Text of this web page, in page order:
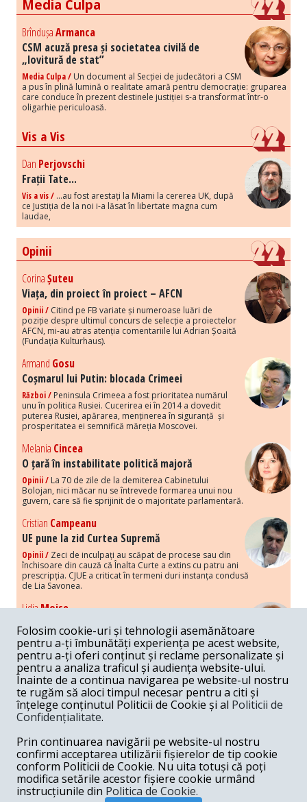
Media Culpa
BrîndușaArmanca
CSM acuză presa și societatea civilă de
„lovitură de stat”
Media Culpa / Un document al Secției de judecători a CSM
a pus în plină lumină o realitate amară pentru democrație: gruparea
care conduce în prezent destinele justiției s-a transformat într-o
oligarhie periculoasă.
Vis a Vis
Dan Perjovschi
Frații Tate...
Vis a vis / ...au fost arestați la Miami la cererea UK, după
ce Justiția de la noi i-a lăsat în libertate magna cum
laudae,
Opinii
CorinaȘuteu
Viața, din proiect în proiect – AFCN
Opinii / Citind pe FB variate și numeroase luări de
poziție despre ultimul concurs de selecție a proiectelor
AFCN, mi-au atras atenția comentariile lui Adrian Șoaită
(Fundația Kulturhaus).
Armand Gosu
Coșmarul lui Putin: blocada Crimeei
Război / Peninsula Crimeea a fost prioritatea numărul
unu în politica Rusiei. Cucerirea ei în 2014 a dovedit
puterea Rusiei, apărarea, menținerea în siguranță și
prosperitatea ei semnifică măreția Moscovei.
Melania Cincea
O țară în instabilitate politică majoră
Opinii / La 70 de zile de la demiterea Cabinetului
Bolojan, nici măcar nu se întrevede formarea unui nou
guvern, care să fie sprijinit de o majoritate parlamentară.
Cristian Campeanu
UE pune la zid Curtea Supremă
Opinii / Zeci de inculpați au scăpat de procese sau din
închisoare din cauză că Înalta Curte a extins cu patru ani
prescripția. CJUE a criticat în termeni duri instanța condusă
de Lia Savonea.
LidiaMoise
Costurile economice ale haosului politic
Opinii / Economia nu poate rezista cu retorica falsă a
susținerii intereselor poporului, care, de fapt, ascunde
obsesia menținerii privilegiilor și a averilor unor caste.
Melania Cincea
Noi puseuri de xenofobie din partea românilor
„neaoși”
Periodic, în spațiul public sunt voci care lansează
mesaje xenofobe la adresa câte unui politician care deranjează un
anumit grup politico-mediatic, într-un anumit moment.
ArmandGosu
Unirea cu Moldova: modele istorice
Folosim cookie-uri și tehnologii asemănătoare
pentru a-ți îmbunătăți experiența pe acest website,
pentru a-ți oferi conținut și reclame personalizate și
pentru a analiza traficul și audiența website-ului.
Înainte de a continua navigarea pe website-ul nostru
te rugăm să aloci timpul necesar pentru a citi și
înțelege conținutul Politicii de Cookie și al Politicii de
Confidențialitate.
Prin continuarea navigării pe website-ul nostru
confirmi acceptarea utilizării fișierelor de tip cookie
conform Politicii de Cookie. Nu uita totuși că poți
modifica setările acestor fișiere cookie urmând
instrucțiunile din Politica de Cookie.